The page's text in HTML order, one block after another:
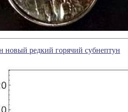
новый редкий горячий субнептун